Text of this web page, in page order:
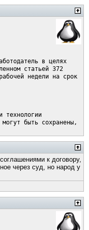
в целях
статьей 372
недели на срок
технологии
быть сохранены,
к договору,
через суд, но народ у